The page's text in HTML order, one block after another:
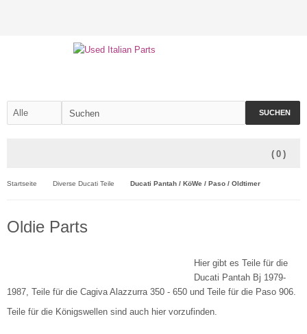
SUCHEN
( 0 )
Startseite Diverse Ducati Teile Ducati Pantah / KöWe / Paso / Oldtimer
Oldie Parts
Hier gibt es Teile für die
Ducati Pantah Bj 1979-
1987, Teile für die Cagiva Alazzurra 350 - 650 und Teile für die Paso 906.
Teile für die Königswellen sind auch hier vorzufinden.